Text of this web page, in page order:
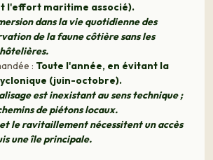
l'effort maritime associé).
dans la vie quotidienne des
de la faune côtière sans les
: Toute l'année, en évitant la
(juin-octobre).
est inexistant au sens technique ;
de piétons locaux.
le ravitaillement nécessitent un accès
une île principale.